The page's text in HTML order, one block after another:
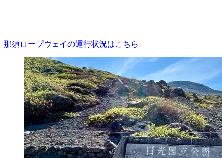
那須ロープウェイの運行状況はこちら